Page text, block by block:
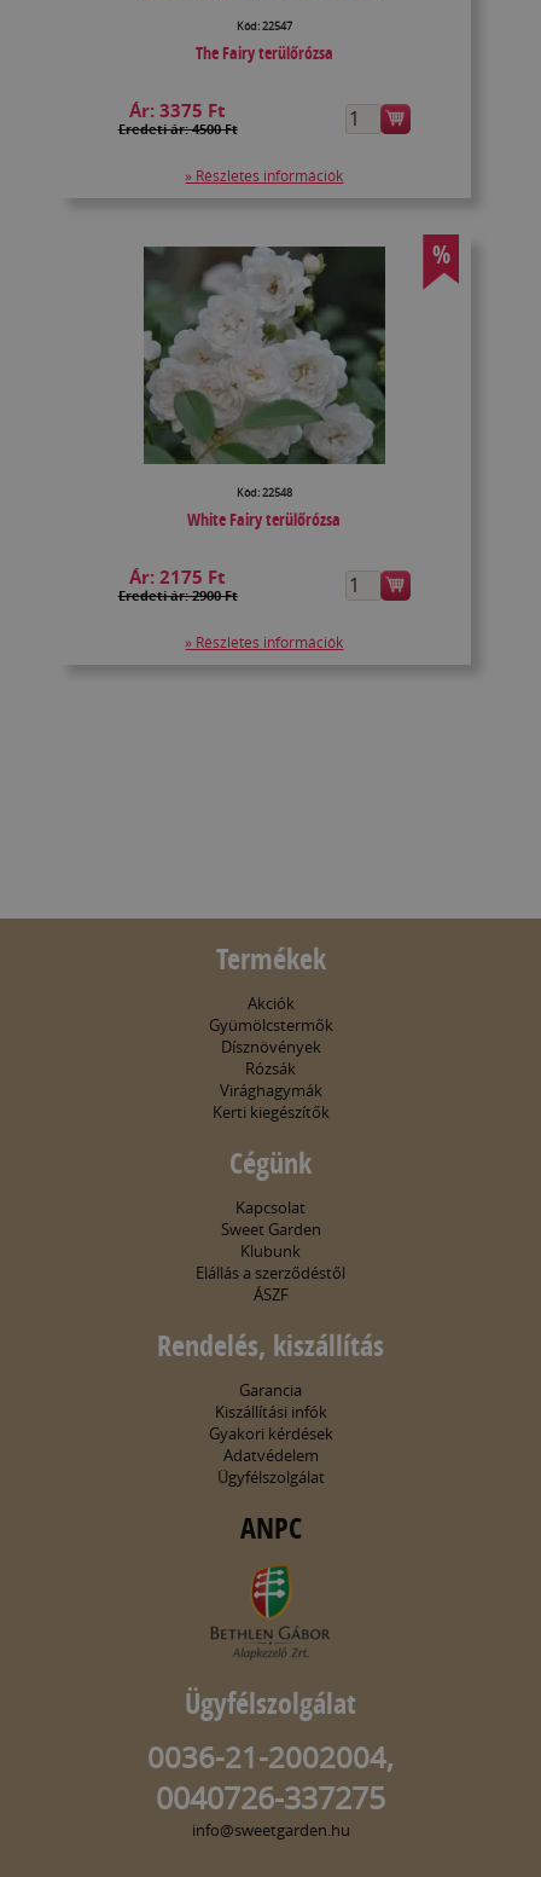
Kód: 22547
The Fairy terülőrózsa
Ár:3375 Ft
Eredeti ár: 4500 Ft
» Részletes információk
%
Kód: 22548
White Fairy terülőrózsa
Ár:2175 Ft
Eredeti ár: 2900 Ft
» Részletes információk
Termékek
Akciók
Gyümölcstermők
Dísznövények
Rózsák
Virághagymák
Kerti kiegészítők
Cégünk
Kapcsolat
Sweet Garden
Klubunk
Elállás a szerződéstől
ÁSZF
Rendelés, kiszállítás
Garancia
Kiszállítási infók
Gyakori kérdések
Adatvédelem
Ügyfélszolgálat
ANPC
Ügyfélszolgálat
0036-21-2002004,
0040726-337275
info@sweetgarden.hu